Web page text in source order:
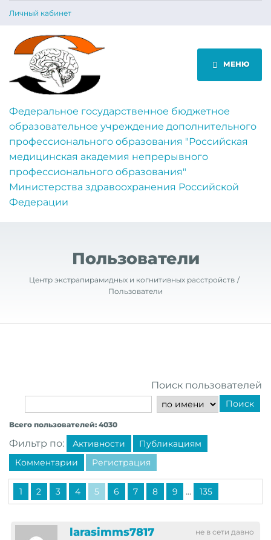
Личный кабинет
МЕНЮ
Федеральное государственное бюджетное
образовательное учреждение дополнительного
профессионального образования "Российская
медицинская академия непрерывного
профессионального образования"
Министерства здравоохранения Российской
Федерации
Пользователи
Центр экстрапирамидных и когнитивных расстройств
Пользователи
Поиск пользователей
Поиск
Всего пользователей: 4030
Фильтр по: Активности
Публикациям
Комментарии
Регистрация
1 2 3 4 5 6 7 8 9 ... 135
не в сети давно
larasimms7817